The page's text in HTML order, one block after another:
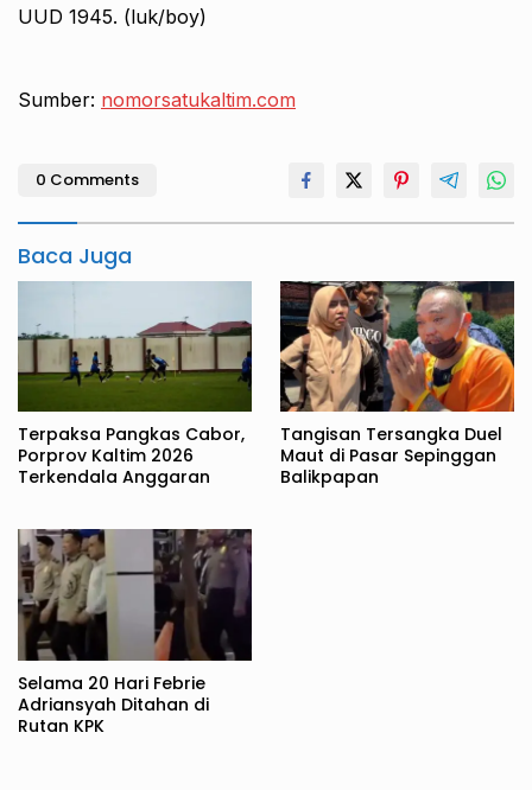
UUD 1945. (luk/boy)
Sumber: nomorsatukaltim.com
0 Comments
Baca Juga
Terpaksa Pangkas Cabor,
Porprov Kaltim 2026
Terkendala Anggaran
Tangisan Tersangka Duel
Maut di Pasar Sepinggan
Balikpapan
Selama 20 Hari Febrie
Adriansyah Ditahan di
Rutan KPK